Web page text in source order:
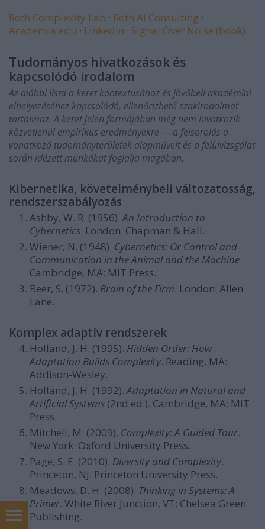
Roth Complexity Lab · Roth AI Consulting ·
Academia.edu · LinkedIn · Signal Over Noise (book)
Tudományos hivatkozások és
kapcsolódó irodalom
Az alábbi lista a keret kontextusához és jövőbeli akadémiai
elhelyezéséhez kapcsolódó, ellenőrizhető szakirodalmat
tartalmaz. A keret jelen formájában még nem hivatkozik
közvetlenül empirikus eredményekre — a felsorolás a
vonatkozó tudományterületek alapműveit és a felülvizsgálat
során idézett munkákat foglalja magában.
Kibernetika, követelménybeli változatosság,
rendszerszabályozás
Ashby, W. R. (1956). An Introduction to
Cybernetics. London: Chapman & Hall.
Wiener, N. (1948). Cybernetics: Or Control and
Communication in the Animal and the Machine.
Cambridge, MA: MIT Press.
Beer, S. (1972). Brain of the Firm. London: Allen
Lane.
Komplex adaptív rendszerek
Holland, J. H. (1995). Hidden Order: How
Adaptation Builds Complexity. Reading, MA:
Addison-Wesley.
Holland, J. H. (1992). Adaptation in Natural and
Artificial Systems (2nd ed.). Cambridge, MA: MIT
Press.
Mitchell, M. (2009). Complexity: A Guided Tour.
New York: Oxford University Press.
Page, S. E. (2010). Diversity and Complexity.
Princeton, NJ: Princeton University Press.
Meadows, D. H. (2008). Thinking in Systems: A
Primer. White River Junction, VT: Chelsea Green
Publishing.
Prémium linképítés